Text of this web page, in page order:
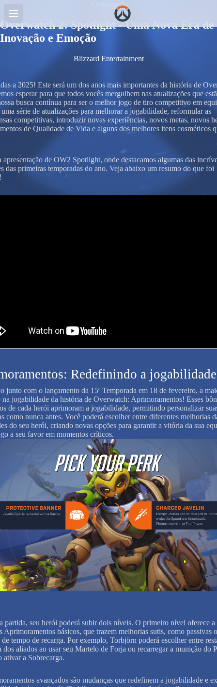
Overwatch
Overwatch 2: Spotlight - Uma Nova Era de
Inovação e Emoção
Blizzard Entertainment
a 2025! Este será um dos anos mais importantes da história de
esperar para que todos vocês mergulhem nas atualizações que
busca contínua para ser o melhor jogo de tiro competitivo em
série de atualizações para melhorar a jogabilidade, reformular as
competitivas, introduzir novas experiências, novos metas, novos
de Qualidade de Vida e alguns dos melhores itens cosméticos
apresentação de OW2 Spotlight, onde destacamos algumas das
das primeiras temporadas do ano. Veja abaixo um resumo do que foi
Redefinindo a jogabilidade
junto com o lançamento da 15ª Temporada em 18 de fevereiro, a
na jogabilidade da história de Overwatch: Aprimoramentos! Esses
de cada herói aprimoram a jogabilidade, permitindo personalizar
como nunca antes. Você poderá escolher entre diferentes melhorias
do seu herói, criando novas opções para garantir a vitória da sua
a seu favor em momentos críticos.
partida, seu herói poderá subir dois níveis. O primeiro nível oferece a
Aprimoramentos básicos, que trazem melhorias sutis, como passivas
de tempo de recarga. Por exemplo, Torbjörn poderá escolher entre
dos aliados ao usar seu Martelo de Forja ou recarregar a munição do
ativar a Sobrecarga.
avançados são mudanças que redefinem a jogabilidade e